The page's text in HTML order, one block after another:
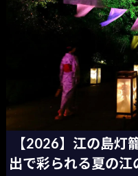
【2026】江の島
出で彩られる夏の江